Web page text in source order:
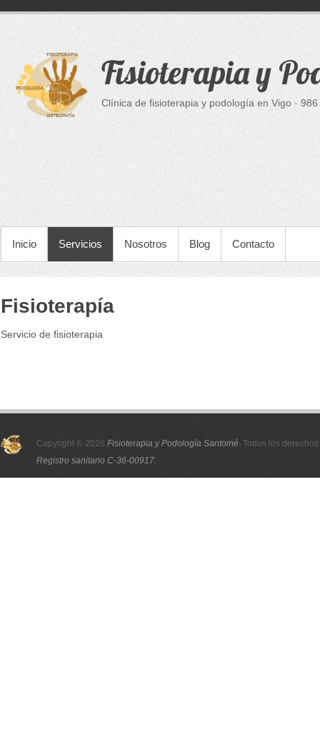
Fisioterapia y
Clínica de fisioterapia y podología en Vigo ·
Inicio Servicios Nosotros Blog Contacto
Fisioterapía
Servicio de fisioterapia
Copyright © 2026 Fisioterapia y Podología Santomé. Todos los
Registro sanitario C-36-00917.